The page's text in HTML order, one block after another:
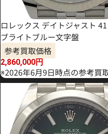
ロレックス デイトジャスト
ブライトブルー文字盤
参考買取価格
2,860,000円
※2026年6月9日時点の参考買